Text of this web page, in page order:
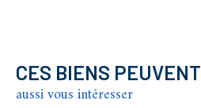
CES BIENS PEUVENT
aussi vous intéresser